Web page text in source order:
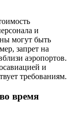
и
могут быть
запрет на
аэропортов.
и
требованиям.
время